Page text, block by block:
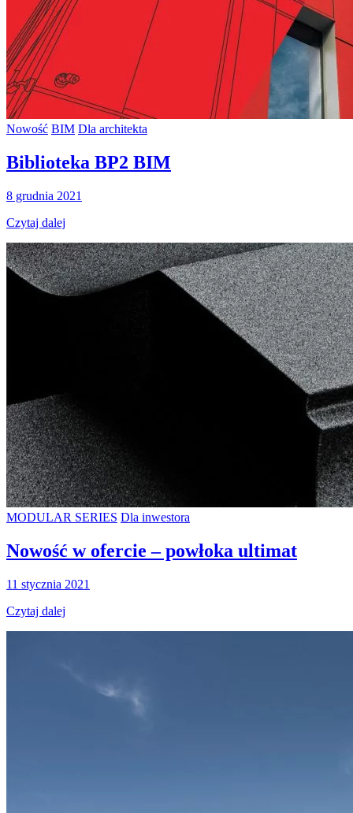
Nowość BIM Dla architekta
Biblioteka BP2 BIM
8 grudnia 2021
Czytaj dalej
MODULAR SERIES Dla inwestora
Nowość w ofercie – powłoka ultimat
11 stycznia 2021
Czytaj dalej